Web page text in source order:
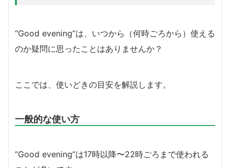
“Good evening”は、いつから（何時ごろから）使える
のか疑問に思ったことはありませんか？
ここでは、使いどきの目安を解説します。
一般的な使い方
“Good evening”は17時以降〜22時ごろまで使われる